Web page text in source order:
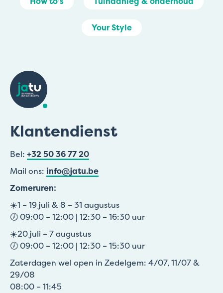
Your Style
Klantendienst
Bel: +32 50 36 77 20
Mail ons: info@jatu.be
Zomeruren:
☀️1 – 19 juli & 8 – 31 augustus
🕖 09:00 – 12:00 | 12:30 – 16:30 uur
☀️20 juli – 7 augustus
🕖 09:00 – 12:00 | 12:30 – 15:30 uur
Zaterdagen wel open in Zedelgem: 4/07, 11/07 &
29/08
08:00 – 11:45